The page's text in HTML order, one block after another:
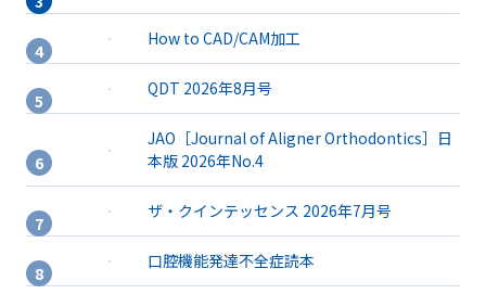
How to CAD/CAM加工
QDT 2026年8月号
JAO［Journal of Aligner Orthodontics］日
本版 2026年No.4
ザ・クインテッセンス 2026年7月号
口腔機能発達不全症読本